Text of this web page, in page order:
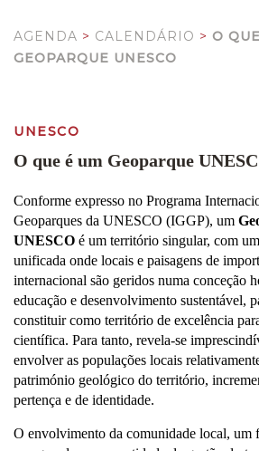
AGENDA > CALENDÁRIO > O
GEOPARQUE UNESCO
UNESCO
O que é um Geoparque
Conforme expresso no Programa
Geoparques da UNESCO (IGGP), um
UNESCO é um território singular, com
unificada onde locais e paisagens de
internacional são geridos numa conceção
educação e desenvolvimento sustentável,
constituir como território de excelência
científica. Para tanto, revela-se
envolver as populações locais
património geológico do território,
pertença e de identidade.
O envolvimento da comunidade local, um